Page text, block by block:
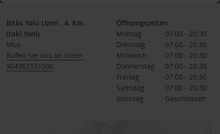
Bitlis Yolu Uzeri , 4. Km.
(toki Yani)
Mus
Rufen Sie uns an unter:
904362151500
Öffnungszeiten
Montag
07:00 - 20:30
Dienstag
07:00 - 20:30
Mittwoch
07:00 - 20:30
Donnerstag
07:00 - 20:30
Freitag
07:00 - 20:30
Samstag
07:00 - 20:30
Sonntag
Geschlossen